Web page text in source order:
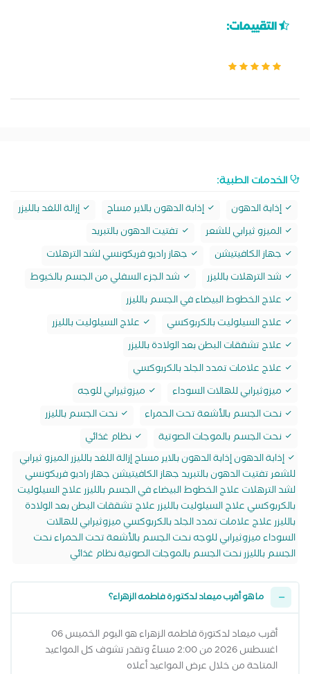
التقييمات:
الخدمات الطبية:
إذابة الدهون إذابة الدهون بالاير مساج
إزالة اللغد بالليزر
الميزو ثيرابي للشعر
تفتيت الدهون بالتبريد
جهاز الكافيتيشن
جهاز راديو فريكونسي لشد الترهلات
شد الترهلات بالليزر
شد الجزء السفلي من الجسم بالخيوط
علاج الخطوط البيضاء في الجسم بالليزر
علاج السيلوليت بالكربوكسي
علاج السيلوليت بالليزر
علاج تشققات البطن بعد الولادة بالليزر
علاج علامات تمدد الجلد بالكربوكسي
ميزوثيرابي للهالات السوداء
ميزوثيرابي للوجه
نحت الجسم بالأشعة تحت الحمراء
نحت الجسم بالليزر
نحت الجسم بالموجات الصوتية
نظام غذائي
إذابة الدهون إذابة الدهون بالاير مساج إزالة اللغد بالليزر الميزو ثيرابي
للشعر تفتيت الدهون بالتبريد جهاز الكافيتيشن جهاز راديو فريكونسي
لشد الترهلات علاج الخطوط البيضاء في الجسم بالليزر علاج السيلوليت
بالكربوكسي علاج السيلوليت بالليزر علاج تشققات البطن بعد الولادة
بالليزر علاج علامات تمدد الجلد بالكربوكسي ميزوثيرابي للهالات
السوداء ميزوثيرابي للوجه نحت الجسم بالأشعة تحت الحمراء نحت
الجسم بالليزر نحت الجسم بالموجات الصوتية نظام غذائي
ما هو أقرب ميعاد لدكتورة فاطمه الزهراء؟
أقرب ميعاد لدكتورة فاطمه الزهراء هو اليوم الخميس 06
اغسطس 2026 من 2:00 مساءً وتقدر تشوف كل المواعيد
المتاحة من خلال عرض المواعيد أعلاه